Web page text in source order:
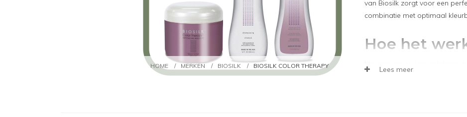
HOME / MERKEN / BIOSILK / BIOSILK COLOR THERAPY
van Biosilk zorgt voor een
combinatie met optimaal
Hoe het
Lees meer